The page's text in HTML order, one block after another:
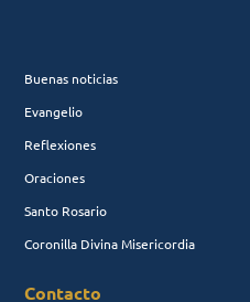
Buenas noticias
Evangelio
Reflexiones
Oraciones
Santo Rosario
Coronilla Divina Misericordia
Contacto